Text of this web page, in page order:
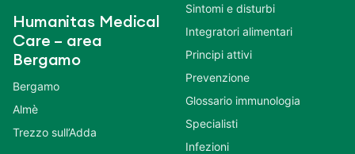
Humanitas Medical
Care – area
Bergamo
Bergamo
Almè
Trezzo sull’Adda
Sintomi e disturbi
Integratori alimentari
Principi attivi
Prevenzione
Glossario immunologia
Specialisti
Infezioni